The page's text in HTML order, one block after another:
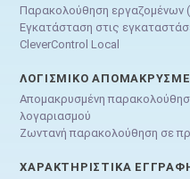
Παρακολούθηση εργαζομένων
Εγκατάσταση στις
CleverControl Local
ΛΟΓΙΣΜΙΚΌ
Απομακρυσμένη
λογαριασμού
Ζωντανή παρακολούθηση σε
ΧΑΡΑΚΤΗΡΙΣΤΙΚΆ